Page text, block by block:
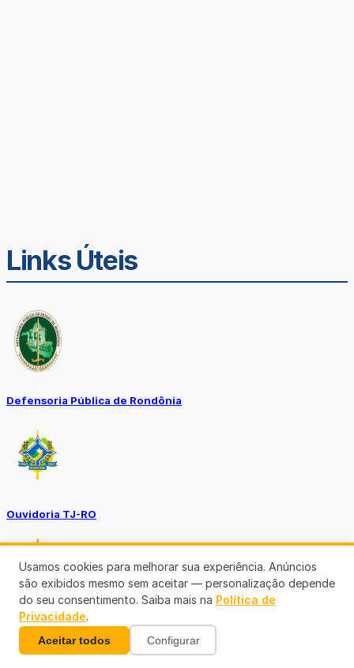
Links Úteis
Defensoria Pública de Rondônia
Ouvidoria TJ-RO
Ouvidoria GERO
Usamos cookies para melhorar sua experiência. Anúncios
são exibidos mesmo sem aceitar — personalização depende
do seu consentimento. Saiba mais na Política de
Privacidade.
Aceitar todos Configurar